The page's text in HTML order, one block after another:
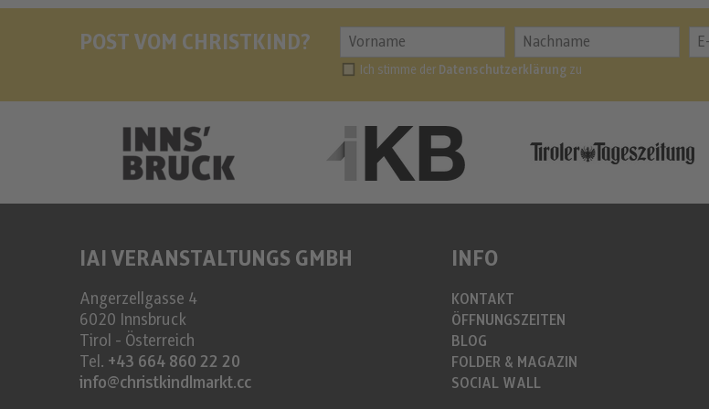
POST VOM CHRISTKIND?
Ich stimme der Datenschutzerklärung zu
IAI VERANSTALTUNGS GMBH
Angerzellgasse 4
6020 Innsbruck
Tirol - Österreich
Tel. +43 664 860 22 20
info@christkindlmarkt.cc
INFO
KONTAKT
ÖFFNUNGSZEITEN
BLOG
FOLDER & MAGAZIN
SOCIAL WALL